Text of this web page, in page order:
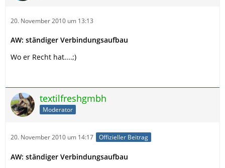
20. November 2010 um 13:13
AW: ständiger Verbindungsaufbau
Wo er Recht hat....;)
textilfreshgmbh
Moderator
20. November 2010 um 14:17 Offizieller Beitrag
AW: ständiger Verbindungsaufbau